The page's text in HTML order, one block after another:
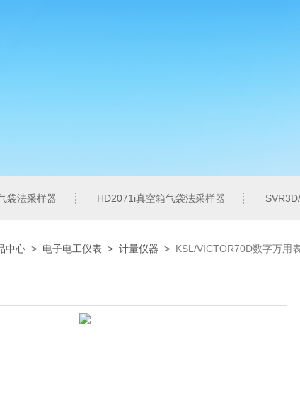
袋法采样器 HD2071i真空箱气袋法采样器
中心 > 电子电工仪表 > 计量仪器 > KSL/VICTOR70D数字万用